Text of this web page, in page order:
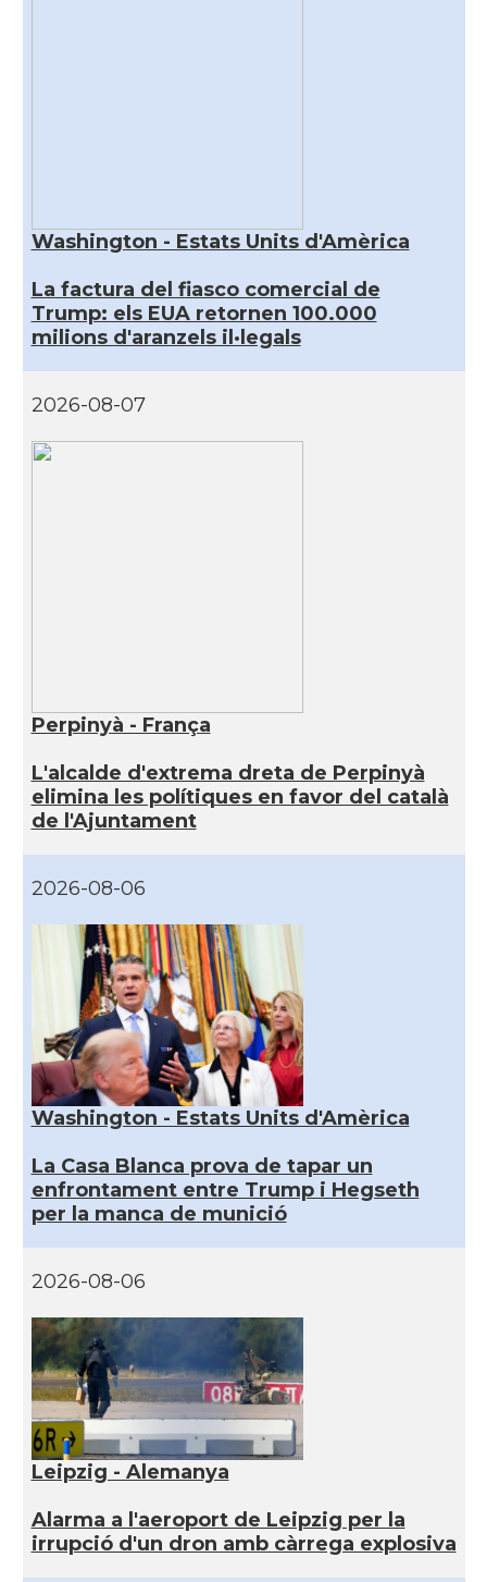
Washington - Estats Units d'Amèrica
La factura del fiasco comercial de
Trump: els EUA retornen 100.000
milions d'aranzels il·legals
2026-08-07
Perpinyà - França
L'alcalde d'extrema dreta de Perpinyà
elimina les polítiques en favor del català
de l'Ajuntament
2026-08-06
Washington - Estats Units d'Amèrica
La Casa Blanca prova de tapar un
enfrontament entre Trump i Hegseth
per la manca de munició
2026-08-06
Leipzig - Alemanya
Alarma a l'aeroport de Leipzig per la
irrupció d'un dron amb càrrega explosiva